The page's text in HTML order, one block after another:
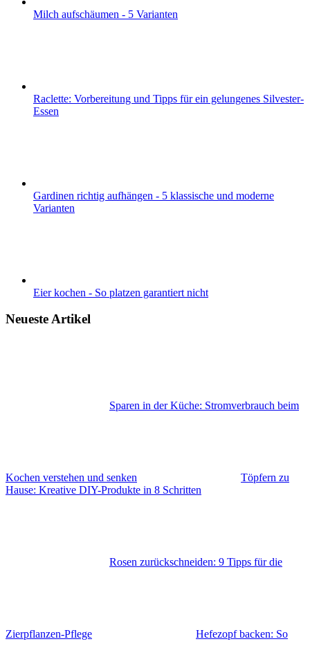
Milch aufschäumen - 5 Varianten
Raclette: Vorbereitung und Tipps für ein gelungenes Silvester-
Essen
Gardinen richtig aufhängen - 5 klassische und moderne
Varianten
Eier kochen - So platzen garantiert nicht
Neueste Artikel
Sparen in der Küche: Stromverbrauch beim
Kochen verstehen und senken
Töpfern zu
Hause: Kreative DIY-Produkte in 8 Schritten
Rosen zurückschneiden: 9 Tipps für die
Zierpflanzen-Pflege Hefezopf backen: So